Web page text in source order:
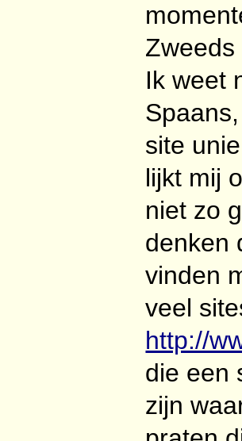
Ik weet
site
lijkt mij
niet zo
denken
vinden
veel
http://
die een
zijn